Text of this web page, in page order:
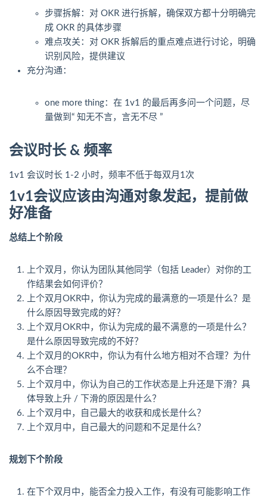
步骤拆解：对 OKR 进行拆解，确保双方都十分明确完
成 OKR 的具体步骤
难点攻关：对 OKR 拆解后的重点难点进行讨论，明确
识别风险，提供建议
充分沟通：
one more thing：在 1v1 的最后再多问一个问题，尽
量做到“ 知无不言，言无不尽 ”
会议时长 & 频率
1v1 会议时长 1-2 小时，频率不低于每双月1次
1v1会议应该由沟通对象发起，提前做
好准备
总结上个阶段
上个双月，你认为团队其他同学（包括 Leader）对你的工
作结果会如何评价？
上个双月OKR中，你认为完成的最满意的一项是什么？是
什么原因导致完成的好？
上个双月OKR中，你认为完成的最不满意的一项是什么？
是什么原因导致完成的不好？
上个双月的OKR中，你认为有什么地方相对不合理？为什
么不合理？
上个双月中，你认为自己的工作状态是上升还是下滑？具
体导致上升 / 下滑的原因是什么？
上个双月中，自己最大的收获和成长是什么？
上个双月中，自己最大的问题和不足是什么？
规划下个阶段
在下个双月中，能否全力投入工作，有没有可能影响工作